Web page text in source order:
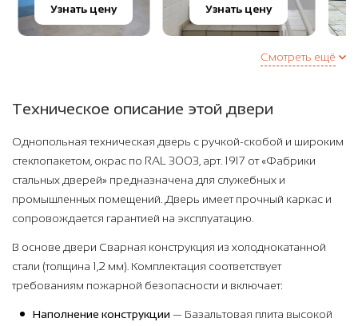
Узнать цену Узнать цену
Смотреть ещё
Техническое описание этой двери
Однопольная техническая дверь с ручкой-скобой и широким
стеклопакетом, окрас по RAL 3003, арт. 1917 от «Фабрики
стальных дверей» предназначена для служебных и
промышленных помещений. Дверь имеет прочный каркас и
сопровождается гарантией на эксплуатацию.
В основе двери Сварная конструкция из холоднокатанной
стали (толщина 1,2 мм). Комплектация соответствует
требованиям пожарной безопасности и включает:
Наполнение конструкции — Базальтовая плита высокой